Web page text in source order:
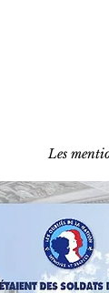
Les